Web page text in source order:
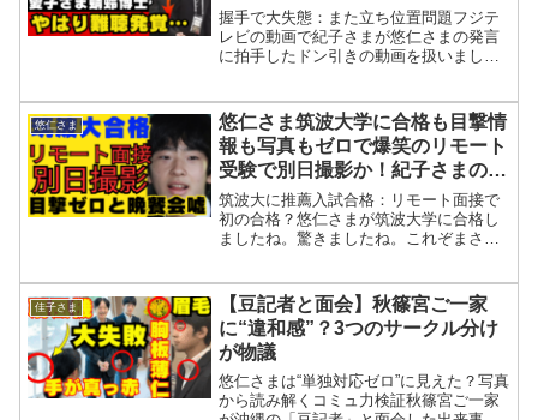
で愛子さまの方がトンボ博士
握手で大失態：また立ち位置問題フジテ
レビの動画で紀子さまが悠仁さまの発言
に拍手したドン引きの動画を扱いました
meet youと挨拶をしたわけですがその後
の行動に...
悠仁さま
悠仁さま筑波大学に合格も目撃情
報も写真もゼロで爆笑のリモート
受験で別日撮影か！紀子さまの勘
違いトルコ晩餐会は嘘
筑波大に推薦入試合格：リモート面接で
初の合格？悠仁さまが筑波大学に合格し
ましたね。驚きましたね。これぞまさに
思っていましたが驚きましたね。悠仁さ
まに関しては先月末に筑波...
佳子さま
【豆記者と面会】秋篠宮ご一家
に“違和感”？3つのサークル分け
が物議
悠仁さまは“単独対応ゼロ”に見えた？写真
から読み解くコミュ力検証秋篠宮ご一家